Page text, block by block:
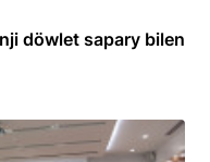
döwlet sapary bilen